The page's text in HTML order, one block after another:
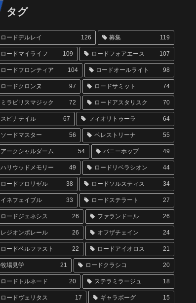
タグ
ロードデルレイ 126 募集 119
ロードマイライフ 109 ロードフォアエース 107
ロードフロンティア 104 ロードオールライト 98
ロードクロンヌ 97 ロードサミット 74
ミラビリスマジック 72 ロードアスタリスク 70
スピナテイル 67 フィオリトゥーラ 64
ソードマスター 56 ペレストリーナ 55
アークシャルダーム 54 バニーホップ 49
ハリウッドメモリー 49 ロードリベラシオン 44
ロードフロリゼル 38 ロードソルスティス 34
イネフェイブル 33 ロードステラート 27
ロードジェネシス 26 ファランドール 26
レジオンポレール 26 オフザチェイン 24
ロードベルファスト 22 ロードアイオロス 21
牧場見学 21 ロードクラシコ 20
ロードトルネード 20 ステラミラージュ 18
ロードヴェリタス 17 ギャラボーグ 15